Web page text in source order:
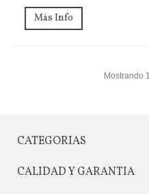
Más Info
Mostrando
CATEGORIAS
CALIDAD Y GARANTIA